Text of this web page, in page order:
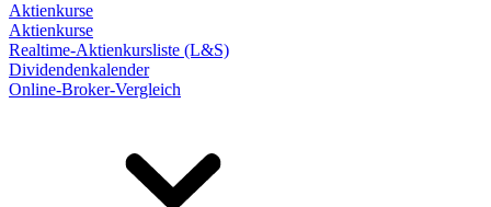
Aktienkurse
Aktienkurse
Realtime-Aktienkursliste (L&S)
Dividendenkalender
Online-Broker-Vergleich